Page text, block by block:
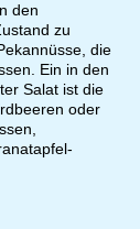
den
zu
die
Ein in den
Salat ist die
oder